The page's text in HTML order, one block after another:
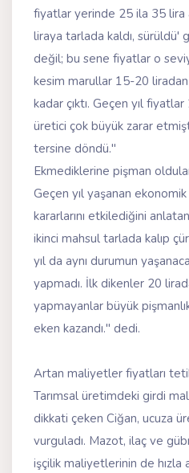
fiyatlar yerinde 25 ila 35 lira
liraya tarlada kaldı, sürüldü'
değil; bu sene fiyatlar o
kesim marullar 15-20
kadar çıktı. Geçen yıl
üretici çok büyük zarar
tersine döndü."
Ekmediklerine pişman
Geçen yıl yaşanan
kararlarını etkilediğini
ikinci mahsul tarlada kalıp
yıl da aynı durumun
yapmadı. İlk dikenler 20
yapmayanlar büyük
eken kazandı." dedi.
Artan maliyetler fiyatları
Tarımsal üretimdeki girdi
dikkati çeken Ciğan, ucuza
vurguladı. Mazot, ilaç ve
işçilik maliyetlerinin de hızla